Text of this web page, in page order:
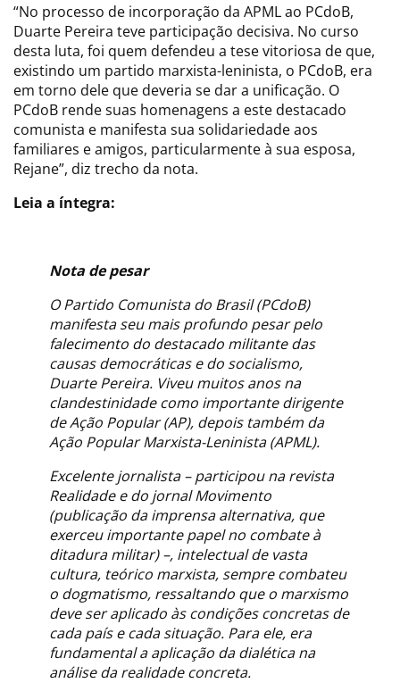
“No processo de incorporação da APML ao PCdoB,
Duarte Pereira teve participação decisiva. No curso
desta luta, foi quem defendeu a tese vitoriosa de que,
existindo um partido marxista-leninista, o PCdoB, era
em torno dele que deveria se dar a unificação. O
PCdoB rende suas homenagens a este destacado
comunista e manifesta sua solidariedade aos
familiares e amigos, particularmente à sua esposa,
Rejane”, diz trecho da nota.
Leia a íntegra:
Nota de pesar
O Partido Comunista do Brasil (PCdoB)
manifesta seu mais profundo pesar pelo
falecimento do destacado militante das
causas democráticas e do socialismo,
Duarte Pereira. Viveu muitos anos na
clandestinidade como importante dirigente
de Ação Popular (AP), depois também da
Ação Popular Marxista-Leninista (APML).
Excelente jornalista – participou na revista
Realidade e do jornal Movimento
(publicação da imprensa alternativa, que
exerceu importante papel no combate à
ditadura militar) –, intelectual de vasta
cultura, teórico marxista, sempre combateu
o dogmatismo, ressaltando que o marxismo
deve ser aplicado às condições concretas de
cada país e cada situação. Para ele, era
fundamental a aplicação da dialética na
análise da realidade concreta.